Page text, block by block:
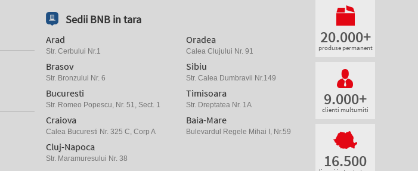
Sedii BNB in tara
Arad
Str. Cerbului Nr.1
Brasov
Str. Bronzului Nr. 6
Bucuresti
Str. Romeo Popescu, Nr. 51, Sect. 1
Craiova
Calea Bucuresti Nr. 325 C, Corp A
Cluj-Napoca
Str. Maramuresului Nr. 38
Oradea
Calea Clujului Nr. 91
Sibiu
Str. Calea Dumbravii Nr.149
Timisoara
Str. Dreptatea Nr. 1A
Baia-Mare
Bulevardul Regele Mihai I, Nr.59
20.000+
produse permanent
9.000+
clienti multumiti
16.500